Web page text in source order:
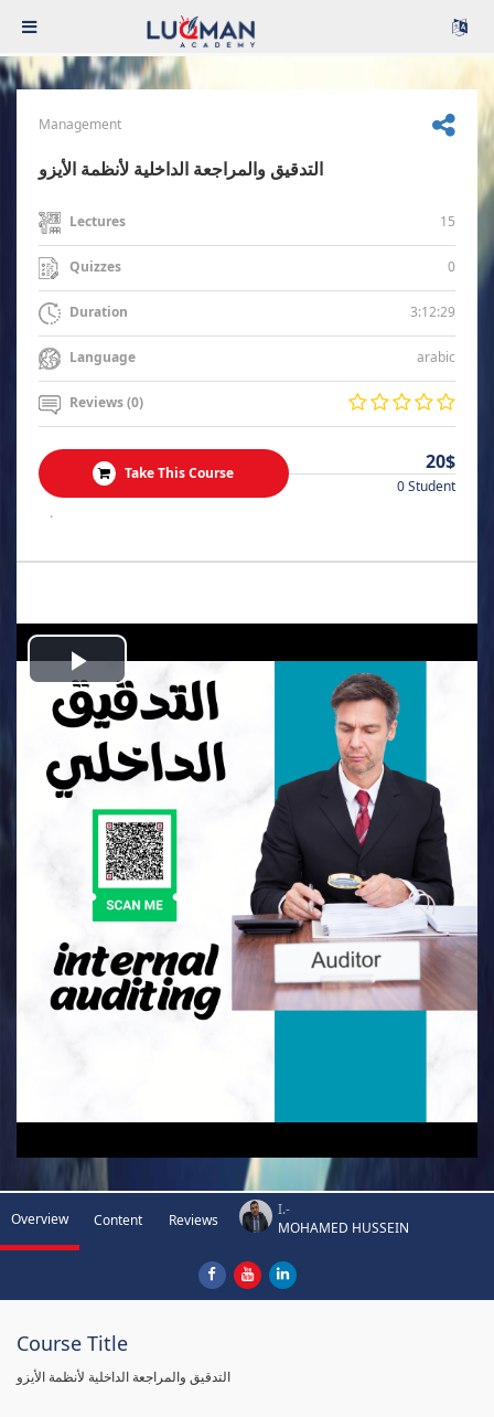
Management
التدقيق والمراجعة الداخلية لأنظمة الأيزو
Lectures 15
Quizzes 0
Duration 3:12:29
Language arabic
Reviews (0)
Take This Course 20$
0 Student
.
Play
Video
Overview Content Reviews
I.-
MOHAMED HUSSEIN
Course Title
التدقيق والمراجعة الداخلية لأنظمة الأيزو